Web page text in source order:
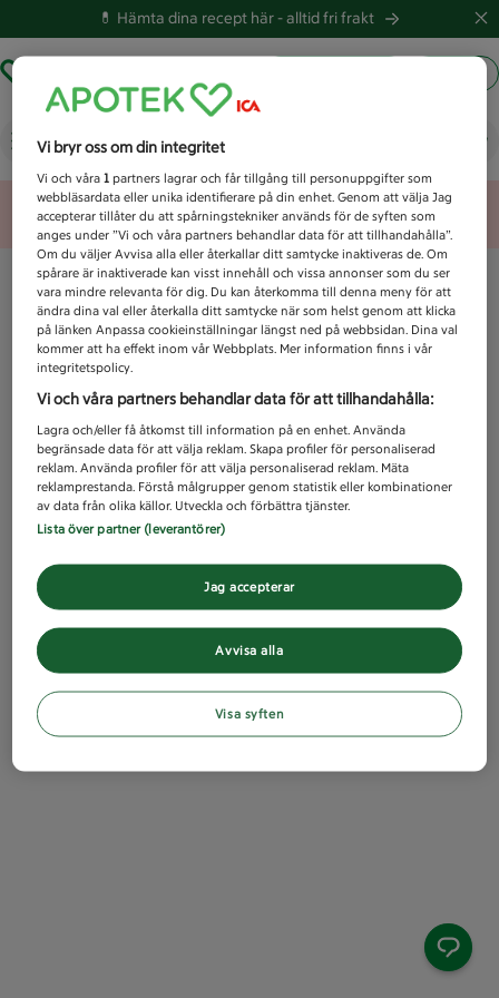
💊 Hämta dina recept här -alltid fri frakt
Vad letar du efter idag?
Unknown error
Vi bryr oss om din integritet
Vi och våra1 partners lagrar och får tillgång till personuppgifter som
webbläsardata eller unika identifierare på din enhet. Genom att välja Jag
accepterar tillåter du att spårningstekniker används för de syften som
anges under ”Vi och våra partners behandlar data för att tillhandahålla”.
Om du väljer Avvisa alla eller återkallar ditt samtycke inaktiveras de. Om
spårare är inaktiverade kan visst innehåll och vissa annonser som du ser
vara mindre relevanta för dig. Du kan återkomma till denna meny för att
ändra dina val eller återkalla ditt samtycke när som helst genom att klicka
på länken Anpassa cookieinställningar längst ned på webbsidan. Dina val
kommer att ha effekt inom vår Webbplats. Mer information finns i vår
integritetspolicy.
Vi och våra partners behandlar data för att tillhandahålla:
Lagra och/eller få åtkomst till information på en enhet. Använda
begränsade data för att välja reklam. Skapa profiler för personaliserad
reklam. Använda profiler för att välja personaliserad reklam. Mäta
reklamprestanda. Förstå målgrupper genom statistik eller kombinationer
av data från olika källor. Utveckla och förbättra tjänster.
Lista över partner (leverantörer)
Avvisa alla
Jag accepterar
Visa syften